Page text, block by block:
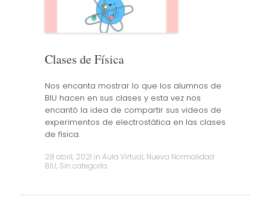
Clases de Física
Nos encanta mostrar lo que los alumnos de
BIU hacen en sus clases y esta vez nos
encantó la idea de compartir sus videos de
experimentos de electrostática en las clases
de física.
28 abril, 2021 in Aula Virtual, Nueva Normalidad
BIU, Sin categoría.